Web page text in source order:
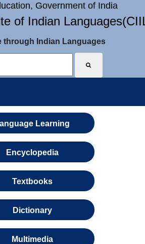
Government of India
of Indian
through Indian Languages
Learning
Encyclopedia
Textbooks
Dictionary
Multimedia